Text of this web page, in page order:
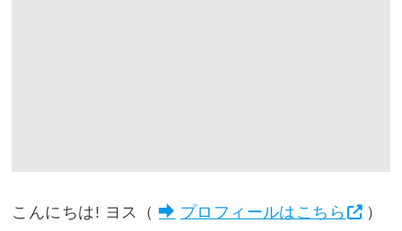
こんにちは! ヨス（ プロフィールはこちら
）